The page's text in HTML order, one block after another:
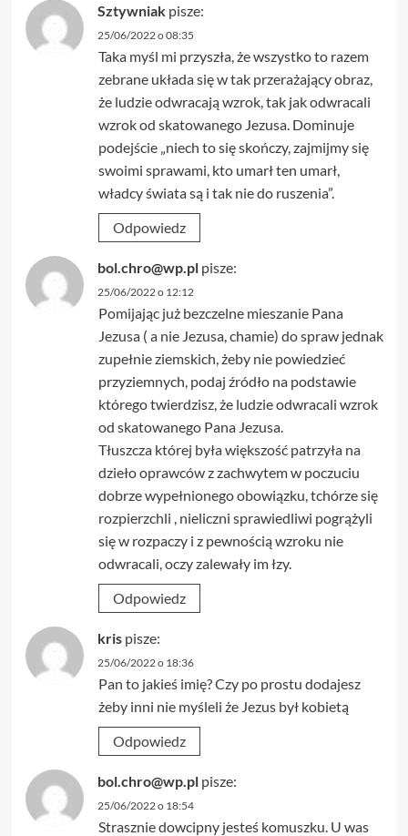
Sztywniak pisze:
25/06/2022 o 08:35
Taka myśl mi przyszła, że wszystko to razem
zebrane układa się w tak przerażający obraz,
że ludzie odwracają wzrok, tak jak odwracali
wzrok od skatowanego Jezusa. Dominuje
podejście „niech to się skończy, zajmijmy się
swoimi sprawami, kto umarł ten umarł,
władcy świata są i tak nie do ruszenia”.
Odpowiedz
bol.chro@wp.pl pisze:
25/06/2022 o 12:12
Pomijając już bezczelne mieszanie Pana
Jezusa ( a nie Jezusa, chamie) do spraw jednak
zupełnie ziemskich, żeby nie powiedzieć
przyziemnych, podaj źródło na podstawie
którego twierdzisz, że ludzie odwracali wzrok
od skatowanego Pana Jezusa.
Tłuszcza której była większość patrzyła na
dzieło oprawców z zachwytem w poczuciu
dobrze wypełnionego obowiązku, tchórze się
rozpierzchli , nieliczni sprawiedliwi pogrążyli
się w rozpaczy i z pewnością wzroku nie
odwracali, oczy zalewały im łzy.
Odpowiedz
kris pisze:
25/06/2022 o 18:36
Pan to jakieś imię? Czy po prostu dodajesz
żeby inni nie myśleli że Jezus był kobietą
Odpowiedz
bol.chro@wp.pl pisze:
25/06/2022 o 18:54
Strasznie dowcipny jesteś komuszku. U was